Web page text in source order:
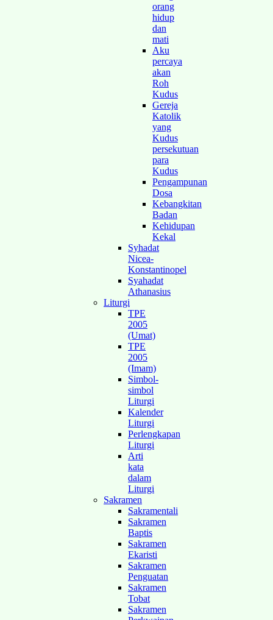
orang
hidup
dan
mati
Aku
percaya
akan
Roh
Kudus
Gereja
Katolik
yang
Kudus
persekutuan
para
Kudus
Pengampunan
Dosa
Kebangkitan
Badan
Kehidupan
Kekal
Syhadat
Nicea-
Konstantinopel
Syahadat
Athanasius
Liturgi
TPE
2005
(Umat)
TPE
2005
(Imam)
Simbol-
simbol
Liturgi
Kalender
Liturgi
Perlengkapan
Liturgi
Arti
kata
dalam
Liturgi
Sakramen
Sakramentali
Sakramen
Baptis
Sakramen
Ekaristi
Sakramen
Penguatan
Sakramen
Tobat
Sakramen